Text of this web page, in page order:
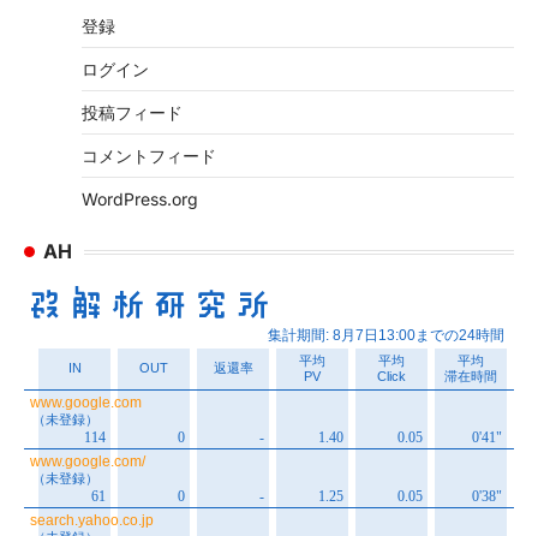
登録
ログイン
投稿フィード
コメントフィード
WordPress.org
AH